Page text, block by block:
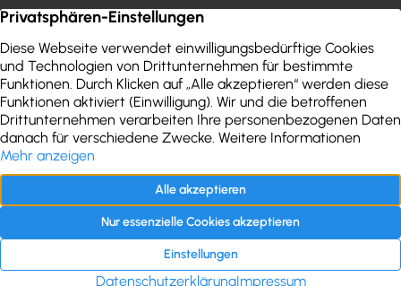
Mietverwaltung Kundenstimmen
Finanzierung WEG-Verwaltung
Aktuelles Wertermittlung
Immobilien-Ratgeber Kontakt
Datenschutz
Folgen Sie uns